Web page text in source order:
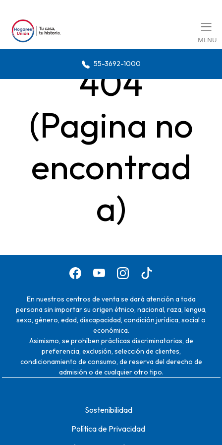
MENU
55-3692-1000
404
(Pagina no
encontrad
a)
En nuestros centros de venta se dará atención a toda
persona sin importar su origen étnico, nacional, raza, lengua,
sexo, género, edad, discapacidad, condición jurídica, social o
económica.
Asimismo, se prohíben prácticas discriminatorias, de
preferencia, exclusión, selección de clientes,
condicionamiento de consumo, de reserva del derecho de
admisión o de cualquier otro tipo.
Sostenibilidad
Política de Privacidad